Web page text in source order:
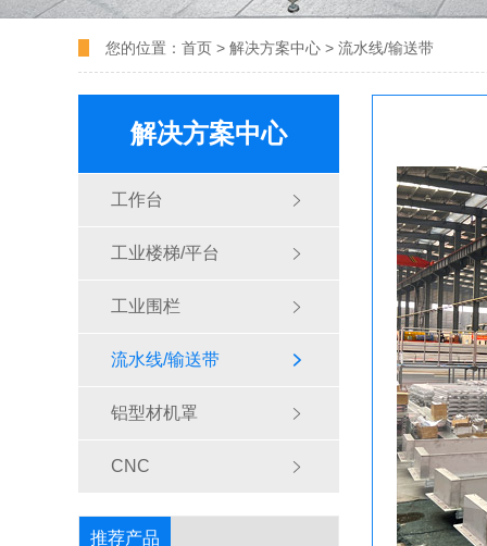
您的位置： 首页 > 解决方案中心 > 流水线/输送带
解决方案中心
工作台
工业楼梯/平台
工业围栏
流水线/输送带
铝型材机罩
CNC
推荐产品